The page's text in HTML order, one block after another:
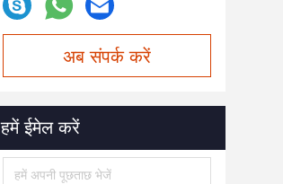
अब संपर्क करें
हमें ईमेल करें